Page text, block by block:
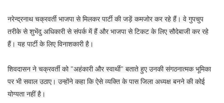
नरेन्द्रनाथ चक्रवर्ती भाजपा से मिलकर पार्टी की जड़ें कमजोर कर रहे हैं। वे गुपचुप
तरीके से शुभेंदु अधिकारी से संपर्क में हैं और भाजपा से टिकट के लिए सौदेबाजी कर रहे
हैं। यह पार्टी के लिए विनाशकारी है।
शिवदासन ने चक्रवर्ती को "अहंकारी और स्वार्थी" बताते हुए उनकी संगठनात्मक भूमिका
पर भी सवाल उठाए। उन्होंने कहा कि ऐसे व्यक्ति के पास जिला अध्यक्ष बनने की कोई
योग्यता नहीं है।